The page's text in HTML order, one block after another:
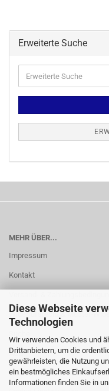
Diese Webseite
Technologien
Wir verwenden Cookies und
Drittanbietern, um die
gewährleisten, die Nutzung
ein bestmögliches
Informationen finden Sie in
Erweiterte Suche
MEHR ÜBER...
Impressum
Kontakt
Widerrufsrecht & Muster-
AGB
Privatsphäre und Datenschutz